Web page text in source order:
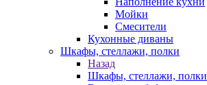
Мойки
Смесители
Кухонные диваны
Шкафы, стеллажи, полки
Назад
Шкафы, стеллажи, полки